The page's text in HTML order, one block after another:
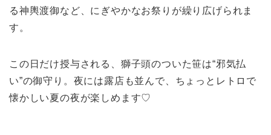
る神輿渡御など、にぎやかなお祭りが繰り広げられま
す。
この日だけ授与される、獅子頭のついた笹は“邪気払
い”の御守り。夜には露店も並んで、ちょっとレトロで
懐かしい夏の夜が楽しめます♡